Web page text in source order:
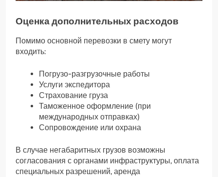
Оценка дополнительных расходов
Помимо основной перевозки в смету могут
входить:
Погрузо-разгрузочные работы
Услуги экспедитора
Страхование груза
Таможенное оформление (при
международных отправках)
Сопровождение или охрана
В случае негабаритных грузов возможны
согласования с органами инфраструктуры, оплата
специальных разрешений, аренда